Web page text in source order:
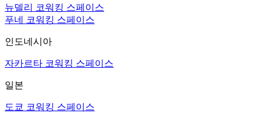
뉴델리 코워킹 스페이스
푸네 코워킹 스페이스
인도네시아
자카르타 코워킹 스페이스
일본
도쿄 코워킹 스페이스